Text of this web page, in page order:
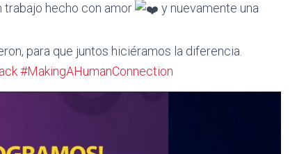
trabajo hecho con amor
y nuevamente una
para que juntos hiciéramos la diferencia.
#MakingAHumanConnection